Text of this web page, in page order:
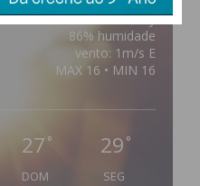
clear sky
86% humidade
vento: 1m/s E
MAX 16 • MIN 16
27 °
DOM
29 °
SEG